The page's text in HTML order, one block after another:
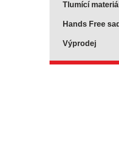
Tlumící
Hands Free
Výprodej